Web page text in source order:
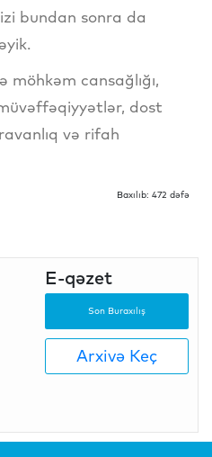
bundan sonra da
möhkəm cansağlığı,
dost
və rifah
Baxılıb: 472 dəfə
E-qəzet
Son Buraxılış
Arxivə Keç